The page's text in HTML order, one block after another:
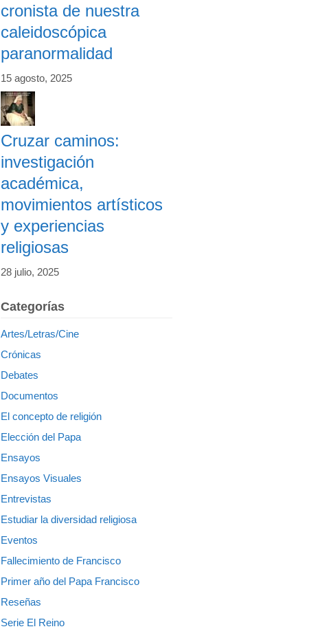
cronista de nuestra
caleidoscópica
paranormalidad
15 agosto, 2025
Cruzar caminos:
investigación
académica,
movimientos artísticos
y experiencias
religiosas
28 julio, 2025
Categorías
Artes/Letras/Cine
Crónicas
Debates
Documentos
El concepto de religión
Elección del Papa
Ensayos
Ensayos Visuales
Entrevistas
Estudiar la diversidad religiosa
Eventos
Fallecimiento de Francisco
Primer año del Papa Francisco
Reseñas
Serie El Reino